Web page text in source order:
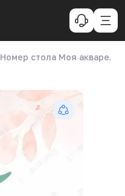
Номер стола Моя акварель